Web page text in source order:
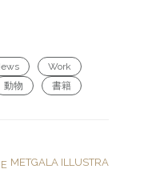
Work
動物 書籍
METGALA ILLUSTRA